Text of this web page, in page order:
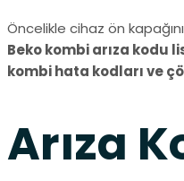
Öncelikle cihaz ön
Beko kombi arıza kodu
kombi hata kodları ve
Arıza